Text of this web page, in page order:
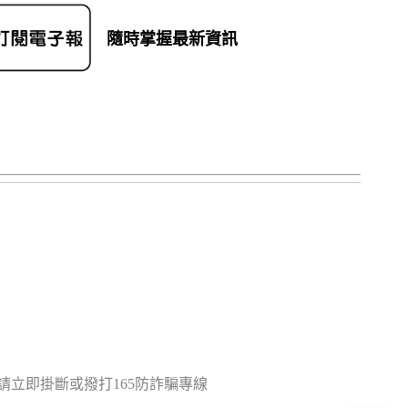
隨時掌握最新資訊
立即掛斷或撥打165防詐騙專線